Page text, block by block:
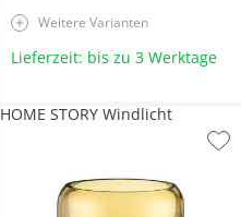
Weitere Varianten
Lieferzeit: bis zu 3 Werktage
HOME STORY Windlicht